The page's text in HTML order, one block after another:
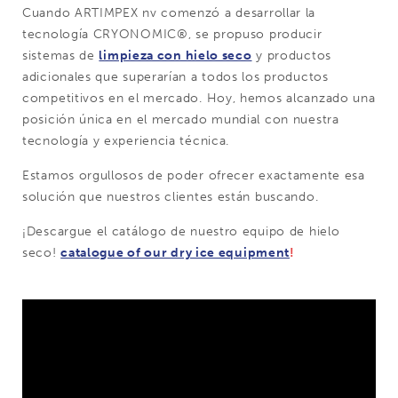
Cuando ARTIMPEX nv comenzó a desarrollar la
tecnología CRYONOMIC®, se propuso producir
sistemas delimpieza con hielo seco y productos
adicionales que superarían a todos los productos
competitivos en el mercado. Hoy, hemos alcanzado una
posición única en el mercado mundial con nuestra
tecnología y experiencia técnica.
Estamos orgullosos de poder ofrecer exactamente esa
solución que nuestros clientes están buscando.
¡Descargue el catálogo de nuestro equipo de hielo
seco!catalogue of our dry ice equipment!